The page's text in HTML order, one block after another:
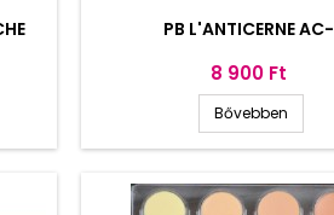
PB L'ANTICERNE AC-
Ár
8 900 Ft
Bővebben